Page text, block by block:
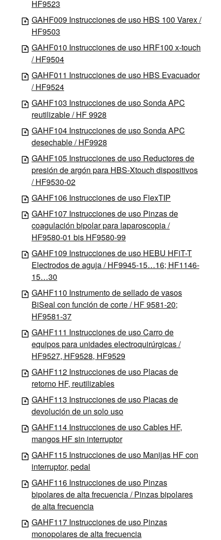
HF9523
GAHF009 Instrucciones de uso HBS 100 Varex /
HF9503
GAHF010 Instrucciones de uso HRF100 x-touch
/ HF9504
GAHF011 Instrucciones de uso HBS Evacuador
/ HF9524
GAHF103 Instrucciones de uso Sonda APC
reutilizable / HF 9928
GAHF104 Instrucciones de uso Sonda APC
desechable / HF9928
GAHF105 Instrucciones de uso Reductores de
presión de argón para HBS-Xtouch dispositivos
/ HF9530-02
GAHF106 Instrucciones de uso FlexTIP
GAHF107 Instrucciones de uso Pinzas de
coagulación bipolar para laparoscopia /
HF9580-01 bis HF9580-99
GAHF109 Instrucciones de uso HEBU HFiT-T
Electrodos de aguja / HF9945-15…16; HF1146-
15…30
GAHF110 Instrumento de sellado de vasos
BiSeal con función de corte / HF 9581-20;
HF9581-37
GAHF111 Instrucciones de uso Carro de
equipos para unidades electroquirúrgicas /
HF9527, HF9528, HF9529
GAHF112 Instrucciones de uso Placas de
retorno HF, reutilizables
GAHF113 Instrucciones de uso Placas de
devolución de un solo uso
GAHF114 Instrucciones de uso Cables HF,
mangos HF sin interruptor
GAHF115 Instrucciones de uso Manijas HF con
interruptor, pedal
GAHF116 Instrucciones de uso Pinzas
bipolares de alta frecuencia / Pinzas bipolares
de alta frecuencia
GAHF117 Instrucciones de uso Pinzas
monopolares de alta frecuencia